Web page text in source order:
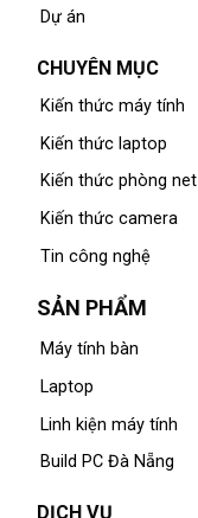
Dự án
CHUYÊN MỤC
Kiến thức máy tính
Kiến thức laptop
Kiến thức phòng net
Kiến thức camera
Tin công nghệ
SẢN PHẨM
Máy tính bàn
Laptop
Linh kiện máy tính
Build PC Đà Nẵng
DỊCH VỤ